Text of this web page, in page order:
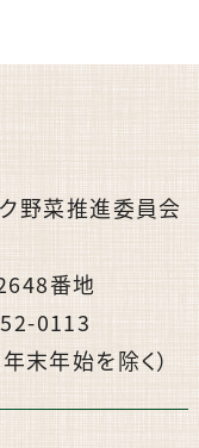
野菜推進委員会
番地
0113
末年始を除く）